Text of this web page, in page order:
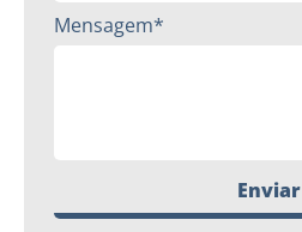
Mensagem*
Enviar